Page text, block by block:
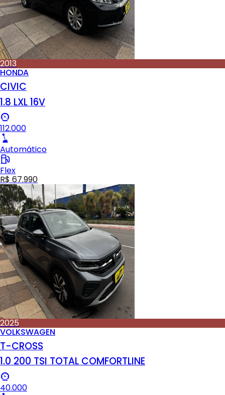
2013
HONDA
CIVIC
1.8 LXL 16V
112.000
Automático
Flex
R$ 67.990
2025
VOLKSWAGEN
T-CROSS
1.0 200 TSI TOTAL COMFORTLINE
40.000